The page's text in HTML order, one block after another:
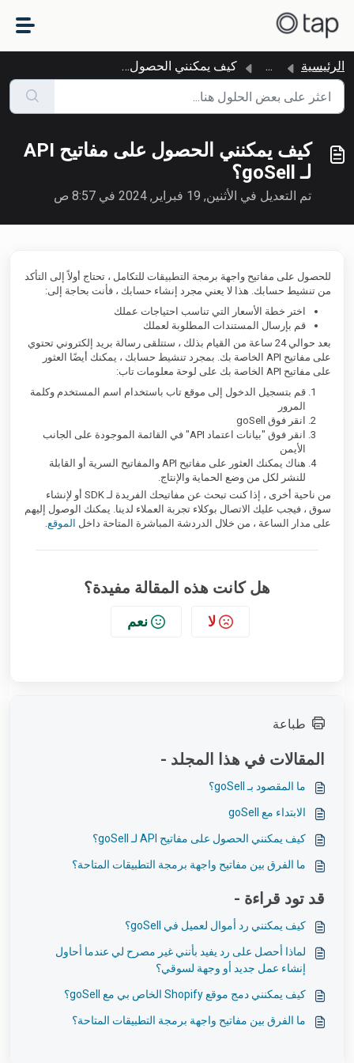
الرئيسية ... كيف يمكنني الحصول على مفاتيح API لـ goSell؟
كيف يمكنني الحصول على مفاتيح API
لـ goSell؟
تم التعديل في الأثنين, 19 فبراير, 2024 في 8:57 ص
للحصول على مفاتيح واجهة برمجة التطبيقات للتكامل ، تحتاج أولاً إلى التأكد
من تنشيط حسابك. هذا لا يعني مجرد إنشاء حسابك ، فأنت بحاجة إلى:
اختر خطة الأسعار التي تناسب احتياجات عملك
قم بإرسال المستندات المطلوبة لعملك
بعد حوالي 24 ساعة من القيام بذلك ، ستتلقى رسالة بريد إلكتروني تحتوي
على مفاتيح API الخاصة بك. بمجرد تنشيط حسابك ، يمكنك أيضًا العثور
على مفاتيح API الخاصة بك على لوحة معلومات تاب:
قم بتسجيل الدخول إلى موقع تاب باستخدام اسم المستخدم وكلمة
المرور
انقر فوق goSell
انقر فوق "بيانات اعتماد API" في القائمة الموجودة على الجانب
الأيمن
هناك يمكنك العثور على مفاتيح API والمفاتيح السرية أو القابلة
للنشر لكل من وضع الحماية والإنتاج.
من ناحية أخرى ، إذا كنت تبحث عن مفاتيحك الفريدة لـ SDK أو لإنشاء
سوق ، فيجب عليك الاتصال بوكلاء تجربة العملاء لدينا. يمكنك الوصول إليهم
على مدار الساعة ، من خلال الدردشة المباشرة المتاحة داخل الموقع.
هل كانت هذه المقالة مفيدة؟
لا نعم
طباعة
المقالات في هذا المجلد -
ما المقصود بـ goSell؟
الابتداء مع goSell
كيف يمكنني الحصول على مفاتيح API لـ goSell؟
ما الفرق بين مفاتيح واجهة برمجة التطبيقات المتاحة؟
قد تود قراءة -
كيف يمكنني رد أموال لعميل في goSell؟
لماذا أحصل على رد يفيد بأنني غير مصرح لي عندما أحاول
إنشاء عمل جديد أو وجهة لسوقي؟
كيف يمكنني دمج موقع Shopify الخاص بي مع goSell؟
ما الفرق بين مفاتيح واجهة برمجة التطبيقات المتاحة؟